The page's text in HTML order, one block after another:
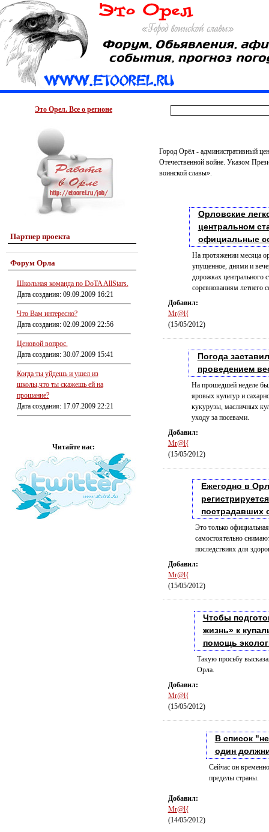
Это Орел. Все о регионе
Партнер проекта
Форум Орла
Школьная команда по DoTA AllStars.
Дата создания: 09.09.2009 16:21
Что Вам интересно?
Дата создания: 02.09.2009 22:56
Ценовой вопрос.
Дата создания: 30.07.2009 15:41
Когда ты уйдешь и ушел из
школы,что ты скажешь ей на
прошание?
Дата создания: 17.07.2009 22:21
Читайте нас:
Город Орёл - административный
Отечественной войне. Указом
воинской славы».
Орловские
центральном
официальные
На протяжении месяца
упущенное, днями и
дорожках центрального
соревнованиям летнего
Добавил:
Mr@l{
(15/05/2012)
Погода
проведением
На прошедшей неделе
яровых культур и
кукурузы, масличных
уходу за посевами.
Добавил:
Mr@l{
(15/05/2012)
Ежегодно в
пострадавших
Это только
самостоятельно
последствиях для
Добавил:
Mr@l{
(15/05/2012)
Чтобы
жизнь» к
помощь
Такую просьбу
Орла.
Добавил:
Mr@l{
(15/05/2012)
В список
один
Сейчас он
пределы страны.
Добавил:
Mr@l{
(14/05/2012)